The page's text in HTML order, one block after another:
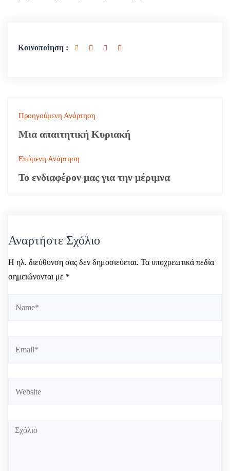
Κοινοποίηση :
Π
λ
ο
ή
σ
η
ά
θ
ω
Προηγούμενη Ανάρτηση
Μια απαιτητική Κυριακή
Επόμενη Ανάρτηση
Το ενδιαφέρον μας για την μέριμνα
Αναρτήστε Σχόλιο
Η ηλ. διεύθυνση σας δεν δημοσιεύεται. Τα υποχρεωτικά πεδία
σημειώνονται με *